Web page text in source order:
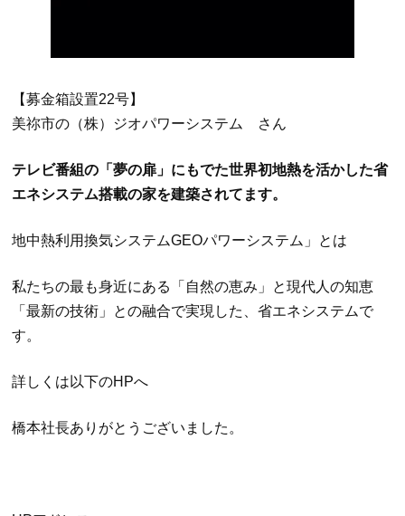
【募金箱設置22号】
美祢市の（株）ジオパワーシステム さん
テレビ番組の「夢の扉」にもでた世界初地熱を活かした省
エネシステム搭載の家を建築されてます。
地中熱利用換気システムGEOパワーシステム」とは
私たちの最も身近にある「自然の恵み」と現代人の知恵
「最新の技術」との融合で実現した、省エネシステムで
す。
詳しくは以下のHPへ
橋本社長ありがとうございました。